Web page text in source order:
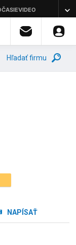
Hľadať firmu
NAPÍSAŤ